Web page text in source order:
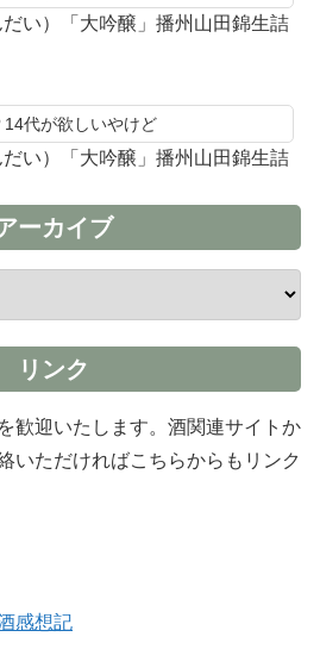
い）「大吟醸」播州山田錦生詰
代が欲しいやけど
い）「大吟醸」播州山田錦生詰
ーカイブ
リンク
歓迎いたします。酒関連サイトか
いただければこちらからもリンク
感想記